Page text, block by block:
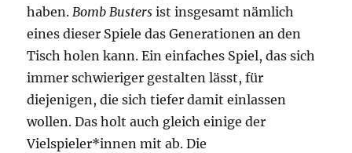
haben.Bomb Busters ist insgesamt nämlich
eines dieser Spiele das Generationen an den
Tisch holen kann. Ein einfaches Spiel, das sich
immer schwieriger gestalten lässt, für
diejenigen, die sich tiefer damit einlassen
wollen. Das holt auch gleich einige der
Vielspieler*innen mit ab. Die